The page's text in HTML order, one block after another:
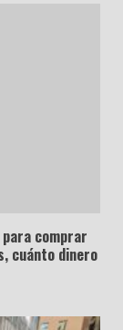
para comprar
cuánto dinero